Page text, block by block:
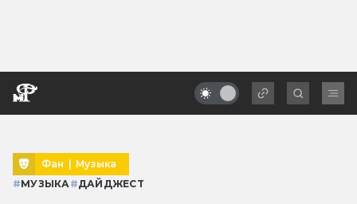
Фан | Музыка
#МУЗЫКА #ДАЙДЖЕСТ